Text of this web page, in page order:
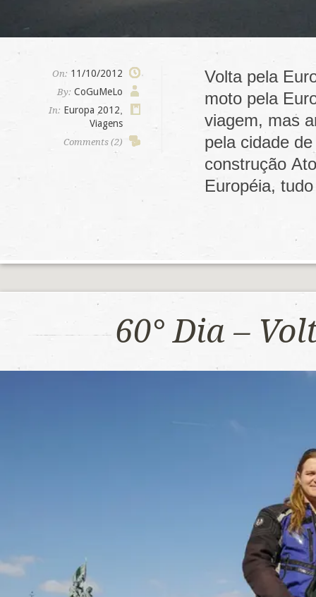
On: 11/10/2012
By: CoGuMeLo
In: Europa 2012
Viagens
Comments (2)
Volta pela
moto pela
viagem, mas
pela cidade
construção
Européia,
60° Dia –